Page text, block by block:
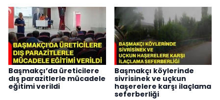
Başmakçı’da üreticilere
dış parazitlerle mücadele
eğitimi verildi
Başmakçı köylerinde
sivrisinek ve uçkun
haşerelere karşı ilaçlama
seferberliği